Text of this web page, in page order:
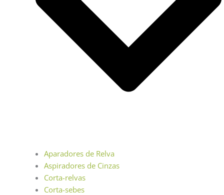
Aparadores de Relva
Aspiradores de Cinzas
Corta-relvas
Corta-sebes